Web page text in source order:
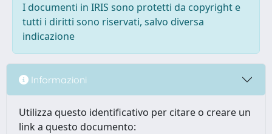
I documenti in IRIS sono protetti da copyright e
tutti i diritti sono riservati, salvo diversa
indicazione
Informazioni
Utilizza questo identificativo per citare o creare un
link a questo documento: